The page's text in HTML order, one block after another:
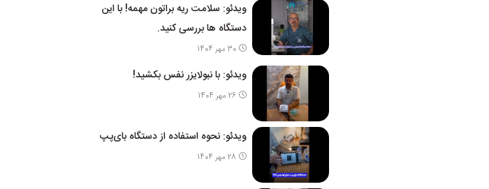
ویدئو: سلامت ریه براتون مهمه! با این
دستگاه ها بررسی کنید.
30 مهر 1404
ویدئو: با نبولایزر نفس بکشید!
26 مهر 1404
ویدئو: نحوه استفاده از دستگاه بای‌پپ
28 مهر 1404